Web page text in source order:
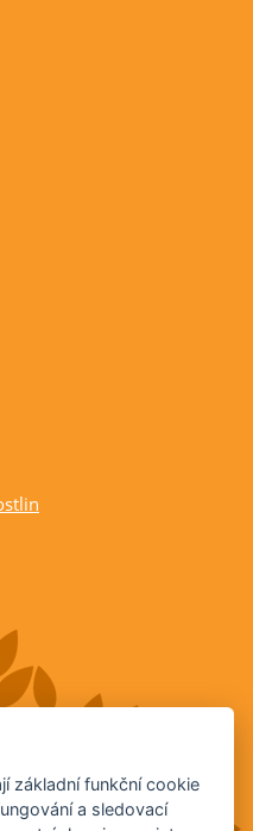
základní funkční cookie
a sledovací